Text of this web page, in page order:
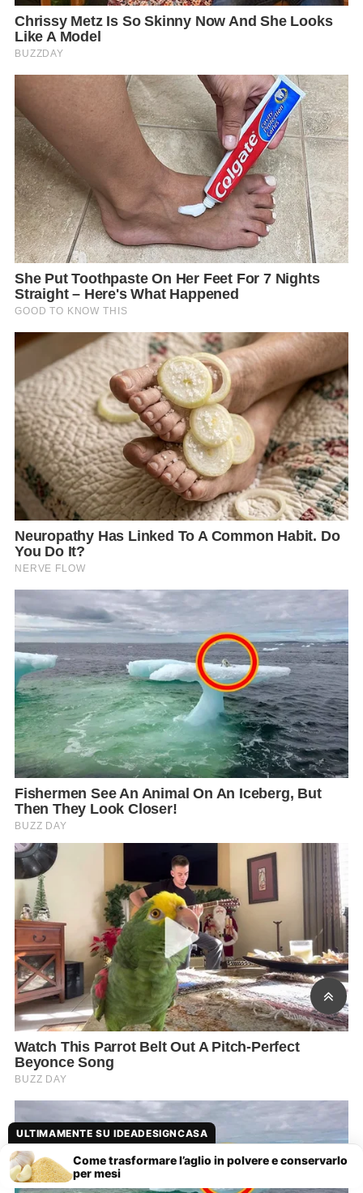
ULTIMAMENTE SU IDEADESIGNCASA
Come trasformare l’aglio in polvere e conservarlo
per mesi